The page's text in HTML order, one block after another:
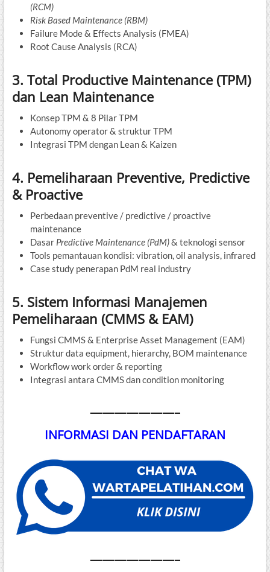
(RCM)
Risk Based Maintenance (RBM)
Failure Mode & Effects Analysis (FMEA)
Root Cause Analysis (RCA)
3. Total Productive Maintenance (TPM)
dan Lean Maintenance
Konsep TPM & 8 Pilar TPM
Autonomy operator & struktur TPM
Integrasi TPM dengan Lean & Kaizen
4. Pemeliharaan Preventive, Predictive
& Proactive
Perbedaan preventive / predictive / proactive
maintenance
Dasar Predictive Maintenance (PdM)& teknologi sensor
Tools pemantauan kondisi: vibration, oil analysis, infrared
Case study penerapan PdM real industry
5. Sistem Informasi Manajemen
Pemeliharaan (CMMS & EAM)
Fungsi CMMS & Enterprise Asset Management (EAM)
Struktur data equipment, hierarchy, BOM maintenance
Workflow work order & reporting
Integrasi antara CMMS dan condition monitoring
———————–
INFORMASI DAN PENDAFTARAN
———————–